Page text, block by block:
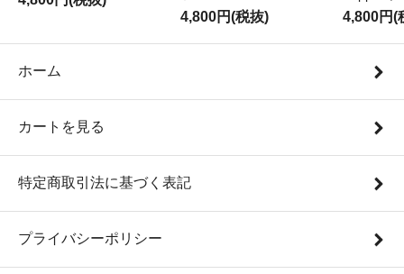
4,800円(税抜) 4,800円(
ホーム
カートを見る
特定商取引法に基づく表記
プライバシーポリシー